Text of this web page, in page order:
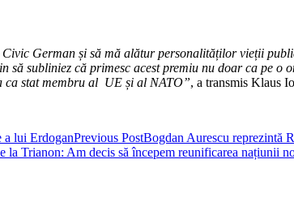
Civic German și să mă alătur personalităților vieții
să subliniez că primesc acest premiu nu doar ca pe
ca stat membru al UE și al NATO”, a transmis Klaus
Previous PostBogdan Aurescu reprezintă